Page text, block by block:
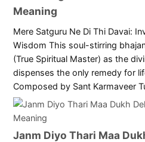
Meaning
Mere Satguru Ne Di Thi Davai:
Wisdom This soul-stirring
(True Spiritual Master) as the
dispenses the only remedy for
Composed by Sant Karmaveer
Janm Diyo Thari Maa